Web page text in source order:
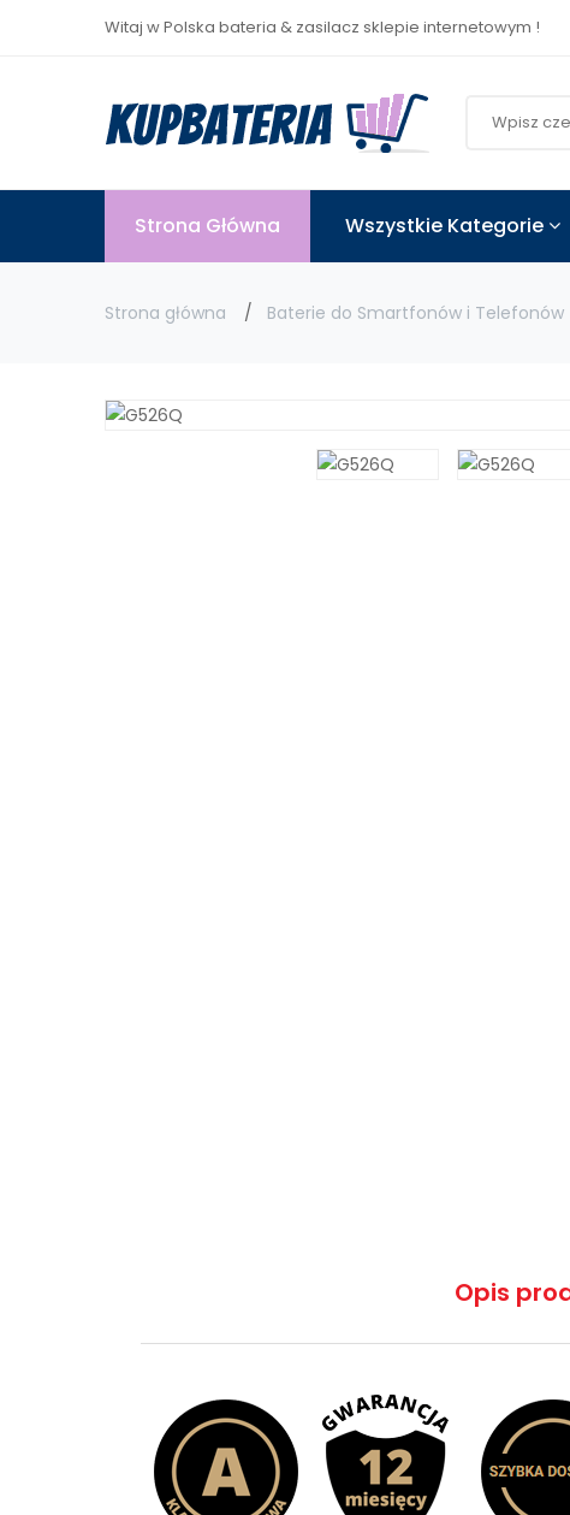
Witaj w Polska bateria & zasilacz sklepie internetowym !
Strona Główna Wszystkie Kategorie
Strona główna Baterie do Smartfonów i Telefonów
Opis